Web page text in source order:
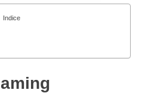
Indice